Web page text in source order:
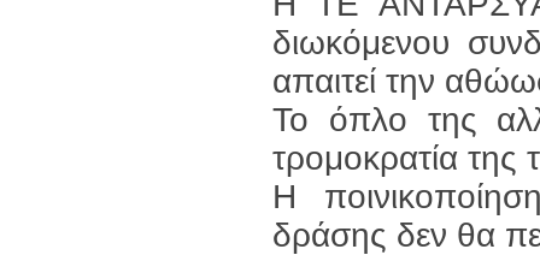
διωκόμενου
απαιτεί την
Το όπλο της
τρομοκρατία της
Η
δράσης δεν θα